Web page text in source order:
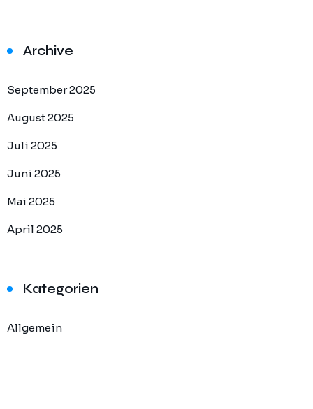
Archive
September 2025
August 2025
Juli 2025
Juni 2025
Mai 2025
April 2025
Kategorien
Allgemein